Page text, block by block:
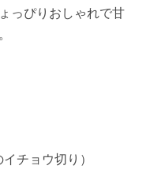
っぴりおしゃれで甘
チョウ切り）